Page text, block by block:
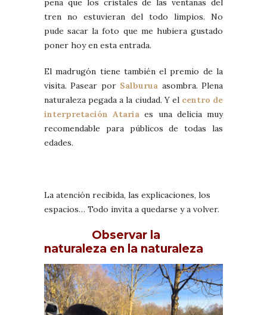
pena que los cristales de las ventanas del
tren no estuvieran del todo limpios. No
pude sacar la foto que me hubiera gustado
poner hoy en esta entrada.
El madrugón tiene también el premio de la
visita. Pasear por Salburua asombra. Plena
naturaleza pegada a la ciudad. Y el centro de
interpretación Ataria es una delicia muy
recomendable para públicos de todas las
edades.
La atención recibida, las explicaciones, los
espacios… Todo invita a quedarse y a volver.
Observar la
naturaleza en la naturaleza